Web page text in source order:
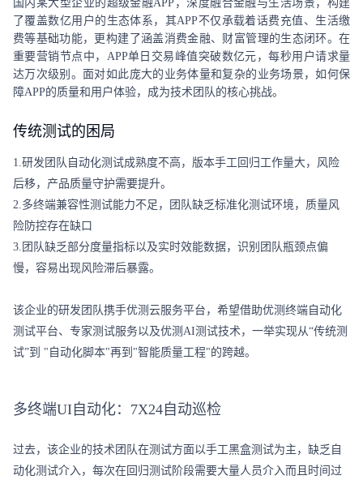
国内某大型企业的超级金融APP，深度融合金融与生活场景，构建
了覆盖数亿用户的生态体系，其APP不仅承载着话费充值、生活缴
费等基础功能，更构建了涵盖消费金融、财富管理的生态闭环。在
重要营销节点中，APP单日交易峰值突破数亿元，每秒用户请求量
达万次级别。面对如此庞大的业务体量和复杂的业务场景，如何保
障APP的质量和用户体验，成为技术团队的核心挑战。
传统测试的困局
1.研发团队自动化测试成熟度不高，版本手工回归工作量大，风险
后移，产品质量守护需要提升。
2.多终端兼容性测试能力不足，团队缺乏标准化测试环境，质量风
险防控存在缺口
3.团队缺乏部分度量指标以及实时效能数据，识别团队瓶颈点偏
慢，容易出现风险滞后暴露。
该企业的研发团队携手优测云服务平台，希望借助优测终端自动化
测试平台、专家测试服务以及优测AI测试技术，一举实现从“传统测
试”到 "自动化脚本"再到"智能质量工程"的跨越。
多终端UI自动化：7X24自动巡检
过去，该企业的技术团队在测试方面以手工黑盒测试为主，缺乏自
动化测试介入，每次在回归测试阶段需要大量人员介入而且时间过